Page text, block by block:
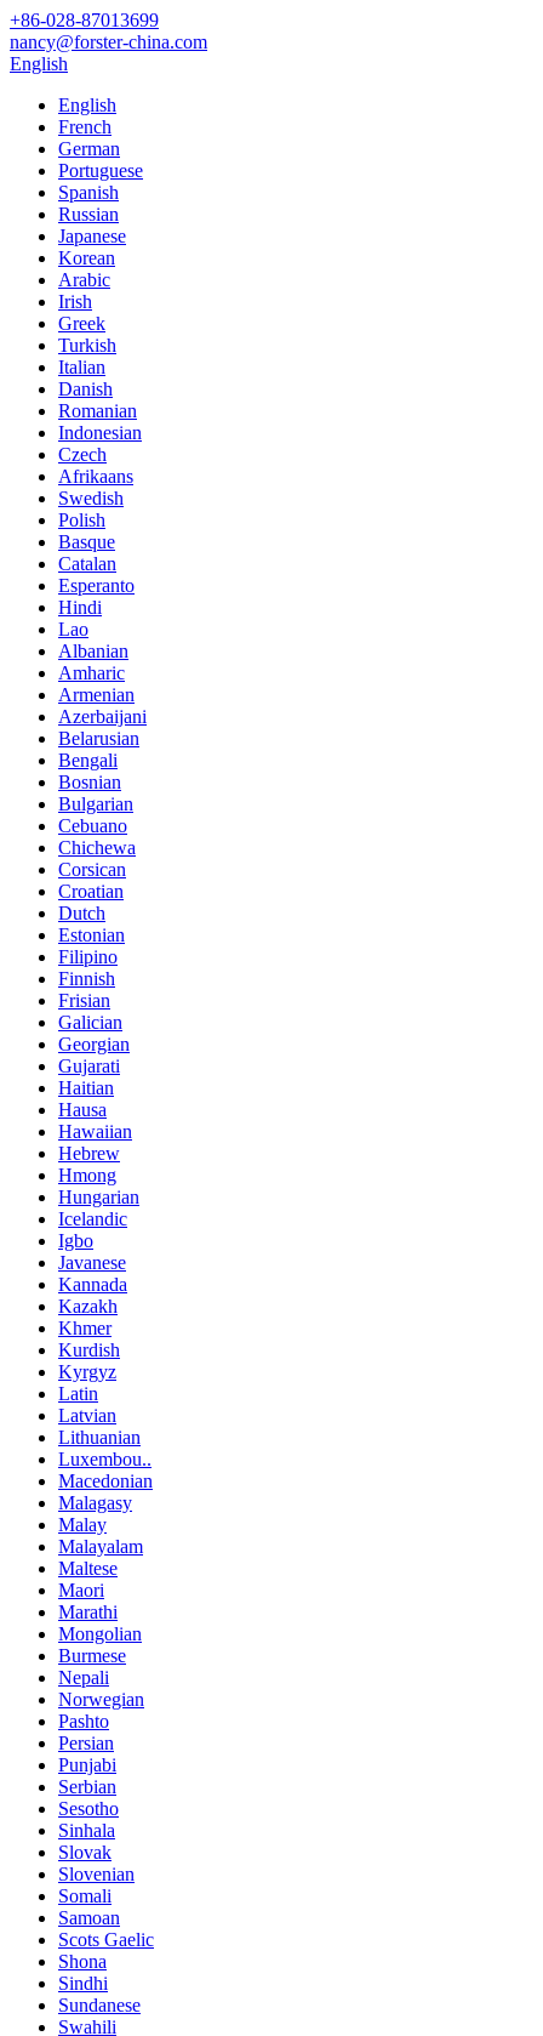
+86-028-87013699
nancy@forster-china.com
English
English
French
German
Portuguese
Spanish
Russian
Japanese
Korean
Arabic
Irish
Greek
Turkish
Italian
Danish
Romanian
Indonesian
Czech
Afrikaans
Swedish
Polish
Basque
Catalan
Esperanto
Hindi
Lao
Albanian
Amharic
Armenian
Azerbaijani
Belarusian
Bengali
Bosnian
Bulgarian
Cebuano
Chichewa
Corsican
Croatian
Dutch
Estonian
Filipino
Finnish
Frisian
Galician
Georgian
Gujarati
Haitian
Hausa
Hawaiian
Hebrew
Hmong
Hungarian
Icelandic
Igbo
Javanese
Kannada
Kazakh
Khmer
Kurdish
Kyrgyz
Latin
Latvian
Lithuanian
Luxembou..
Macedonian
Malagasy
Malay
Malayalam
Maltese
Maori
Marathi
Mongolian
Burmese
Nepali
Norwegian
Pashto
Persian
Punjabi
Serbian
Sesotho
Sinhala
Slovak
Slovenian
Somali
Samoan
Scots Gaelic
Shona
Sindhi
Sundanese
Swahili